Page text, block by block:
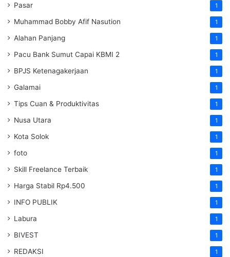
Pasar 1
Muhammad Bobby Afif Nasution 1
Alahan Panjang 1
Pacu Bank Sumut Capai KBMI 2 1
BPJS Ketenagakerjaan 1
Galamai 1
Tips Cuan & Produktivitas 1
Nusa Utara 1
Kota Solok 1
foto 1
Skill Freelance Terbaik 1
Harga Stabil Rp4.500 1
INFO PUBLIK 1
Labura 1
BIVEST 1
REDAKSI 1